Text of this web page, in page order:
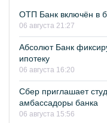
ОТП Банк включён в
06 августа 21:27
Абсолют Банк
ипотеку
06 августа 16:20
Сбер приглашает
амбассадоры банка
06 августа 15:56